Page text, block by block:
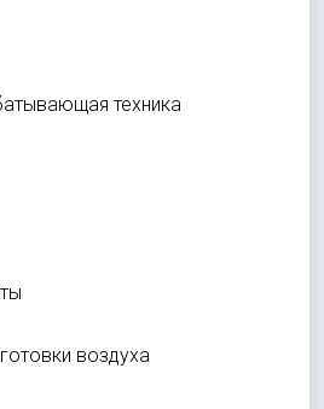
техника
воздуха